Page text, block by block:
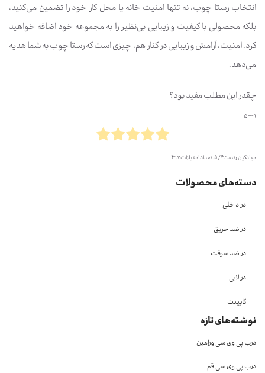
دسته‌های محصولات
در داخلی
در ضد حریق
در ضد سرقت
در لابی
کابینت
نوشته‌های تازه
درب پی وی سی ورامین
درب پی وی سی قم
انتخاب رستا چوب، نه تنها امنیت خانه یا محل کار خود را تضمین می‌کنید،
بلکه محصولی با کیفیت و زیبایی بی‌نظیر را به مجموعه خود اضافه خواهید
کرد. امنیت، آرامش و زیبایی در کنار هم، چیزی است که رستا چوب به شما هدیه
می‌دهد.
چقدر این مطلب مفید بود؟
1 --- 5
میانگین رتبه4.9/ 5. تعداد امتیازات 497